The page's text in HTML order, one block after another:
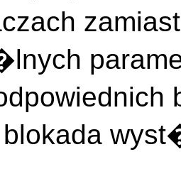
blokada